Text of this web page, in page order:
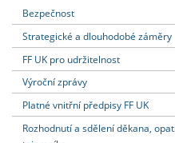
Dozvědět se více
Podat přihlášku
Dozvědět se více
Dozvědět se více
Dozvědět se více
Bezpečnost
Strategické a dlouhodobé záměry
FF UK pro udržitelnost
Výroční zprávy
Platné vnitřní předpisy FF UK
Rozhodnutí a sdělení děkana,